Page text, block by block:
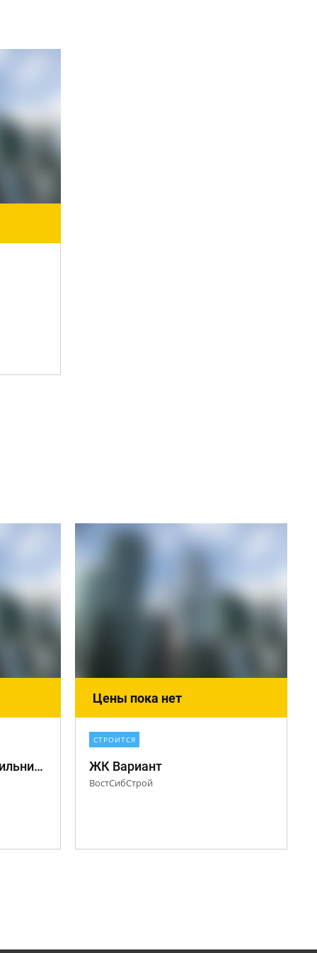
Дом на ул. Павла Красильникова
Цены пока нет
СТРОИТСЯ
ЖК Вариант
ВостСибСтрой